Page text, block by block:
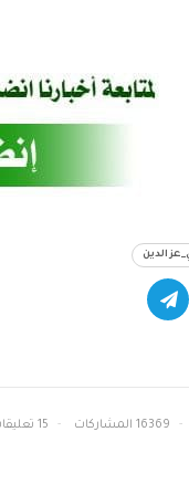
16369 المشاركات 15 تعليقات